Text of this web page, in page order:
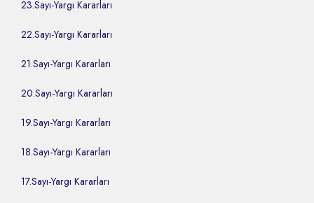
23.Sayı-Yargı Kararları
22.Sayı-Yargı Kararları
21.Sayı-Yargı Kararları
20.Sayı-Yargı Kararları
19.Sayı-Yargı Kararları
18.Sayı-Yargı Kararları
17.Sayı-Yargı Kararları